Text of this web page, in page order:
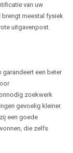
van uw
brengt meestal fysiek
uitgavenpost.
garandeert een beter
zoekwerk
gevoelig kleiner.
een goede
die zelfs